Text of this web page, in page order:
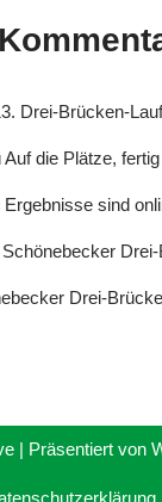
Drei-Brücken-
Auf die Plätze,
Ergebnisse sind
Schönebecker
Drei-
| Präsentiert von